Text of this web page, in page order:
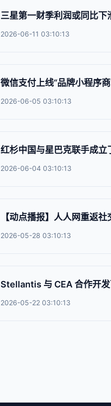
三星第一财季利润或同比下
2026-06-11 03:10:13
微信支付上线“品牌小程序
2026-06-05 03:10:13
红杉中国与星巴克联手成立
2026-06-04 03:10:13
【动点播报】人人网重返
2026-05-28 03:10:13
Stellantis 与 CEA 合作开
2026-05-22 03:10:13